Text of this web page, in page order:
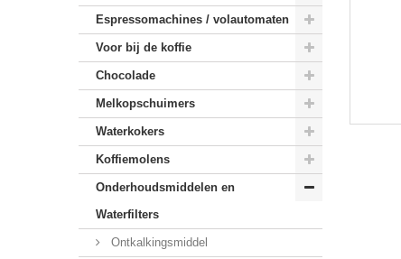
Espressomachines / volautomaten
Voor bij de koffie
Chocolade
Melkopschuimers
Waterkokers
Koffiemolens
Onderhoudsmiddelen en
Waterfilters
Ontkalkingsmiddel